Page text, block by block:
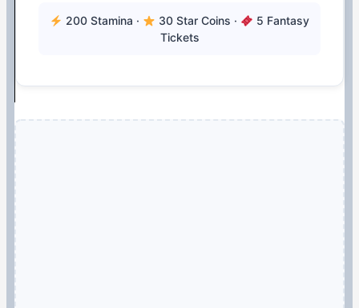
200 Stamina · 30 Star Coins ·
5 Fantasy
Tickets